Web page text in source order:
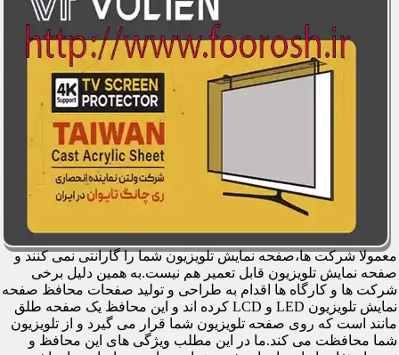
معمولا شرکت ها،صفحه نمایش تلویزیون شما را گارانتی نمی کنند و
صفحه نمایش تلویزیون قابل تعمیر هم نیست.به همین دلیل برخی
شرکت ها و کارگاه ها اقدام به طراحی و تولید صفحات محافظ صفحه
نمایش تلویزیون LED و LCD کرده اند و این محافظ یک صفحه طلق
مانند است که روی صفحه تلویزیون شما قرار می گیرد و از تلویزیون
شما محافظت می کند.ما در این مطلب ویژگی های این محافظ و